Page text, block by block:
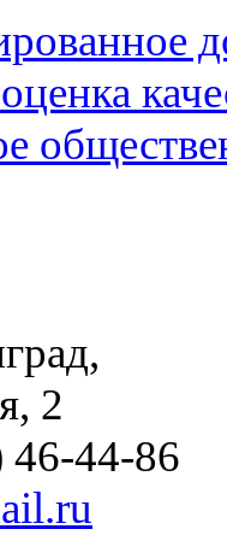
2
46-44-86